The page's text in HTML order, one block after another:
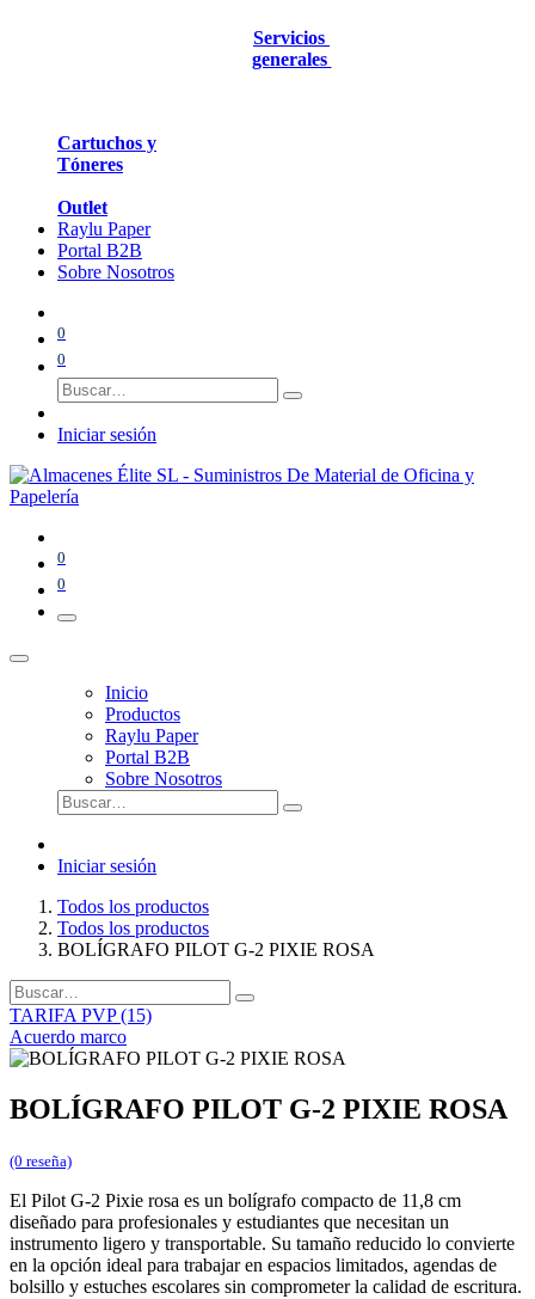
Servicios
generales
Cartuchos y
Tóneres
Outlet
Raylu Paper
Portal B2B
Sobre Nosotros
0
0
Iniciar sesión
0
0
Inicio
Productos
Raylu Paper
Portal B2B
Sobre Nosotros
Iniciar sesión
Todos los productos
Todos los productos
BOLÍGRAFO PILOT G-2 PIXIE ROSA
TARIFA PVP (15)
Acuerdo marco
BOLÍGRAFO PILOT G-2 PIXIE ROSA
(0 reseña)
El Pilot G-2 Pixie rosa es un bolígrafo compacto de 11,8 cm
diseñado para profesionales y estudiantes que necesitan un
instrumento ligero y transportable. Su tamaño reducido lo convierte
en la opción ideal para trabajar en espacios limitados, agendas de
bolsillo y estuches escolares sin comprometer la calidad de escritura.